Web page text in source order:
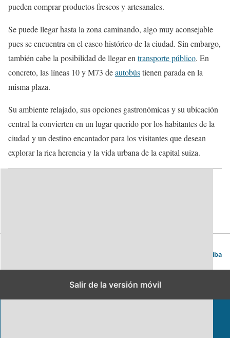
pueden comprar productos frescos y artesanales.
Se puede llegar hasta la zona caminando, algo muy aconsejable
pues se encuentra en el casco histórico de la ciudad. Sin embargo,
también cabe la posibilidad de llegar en transporte público. En
concreto, las líneas 10 y M73 deautobústienen parada en la
misma plaza.
Su ambiente relajado, sus opciones gastronómicas y su ubicación
central la convierten en un lugar querido por los habitantes de la
ciudad y un destino encantador para los visitantes que desean
explorar la rica herencia y la vida urbana de la capital suiza.
Volver arriba
Salir de la versión móvil